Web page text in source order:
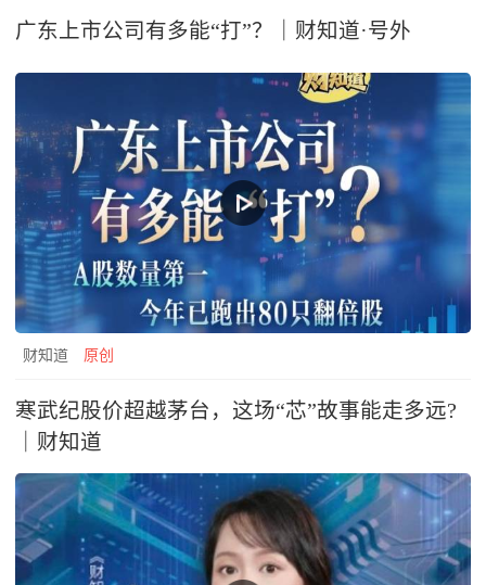
广东上市公司有多能“打”？｜财知道·号外
财知道 原创
寒武纪股价超越茅台，这场“芯”故事能走多远?
｜财知道